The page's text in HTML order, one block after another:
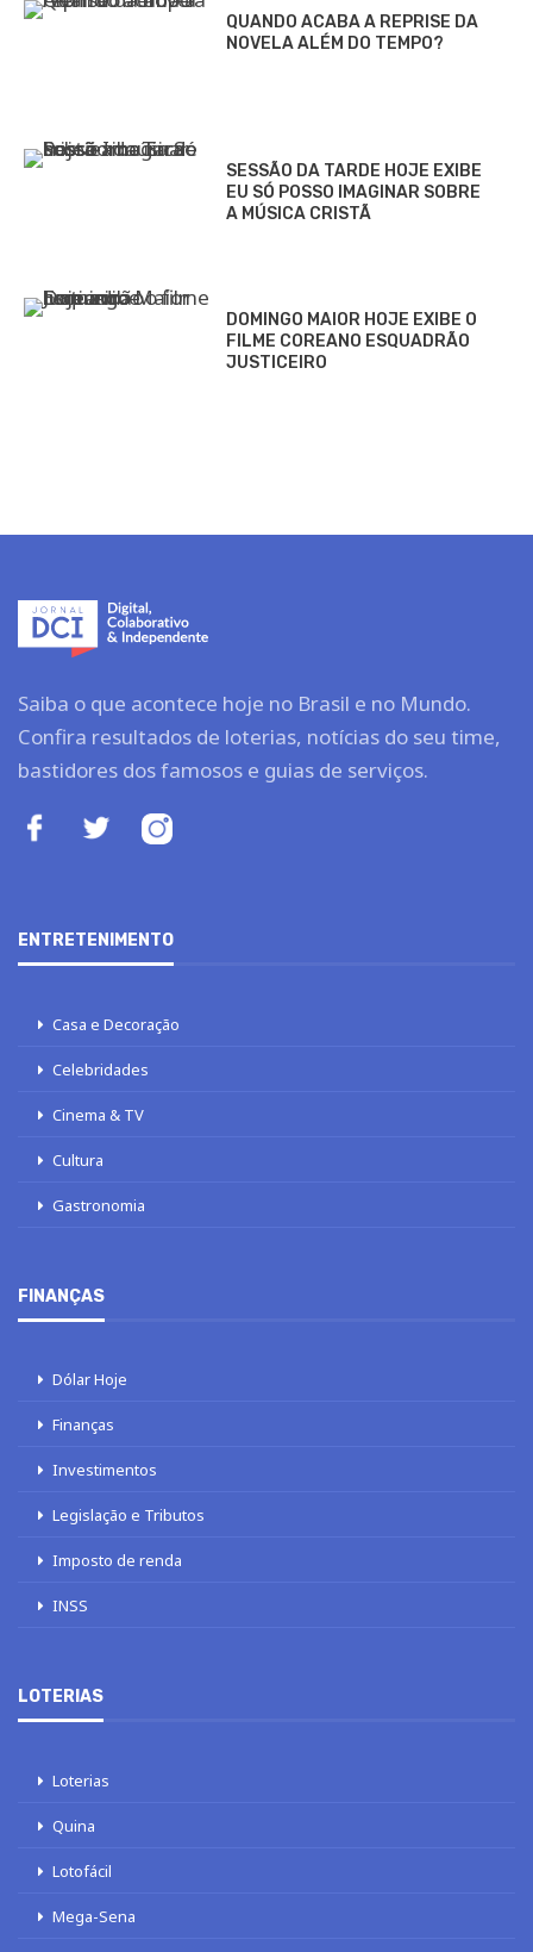
QUANDO ACABA A REPRISE DA
NOVELA ALÉM DO TEMPO?
SESSÃO DA TARDE HOJE EXIBE
EU SÓ POSSO IMAGINAR SOBRE
A MÚSICA CRISTÃ
DOMINGO MAIOR HOJE EXIBE O
FILME COREANO ESQUADRÃO
JUSTICEIRO
Saiba o que acontece hoje no Brasil e no Mundo.
Confira resultados de loterias, notícias do seu time,
bastidores dos famosos e guias de serviços.
ENTRETENIMENTO
Casa e Decoração
Celebridades
Cinema & TV
Cultura
Gastronomia
FINANÇAS
Dólar Hoje
Finanças
Investimentos
Legislação e Tributos
Imposto de renda
INSS
LOTERIAS
Loterias
Quina
Lotofácil
Mega-Sena